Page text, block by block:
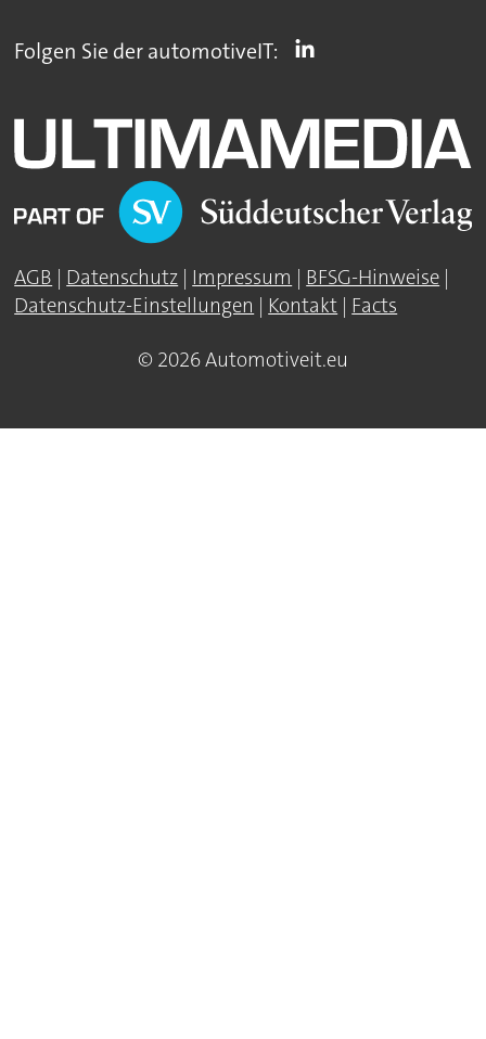
Folgen Sie der automotiveIT:
AGB Datenschutz Impressum BFSG-Hinweise
Datenschutz-Einstellungen
Kontakt Facts
© 2026 Automotiveit.eu